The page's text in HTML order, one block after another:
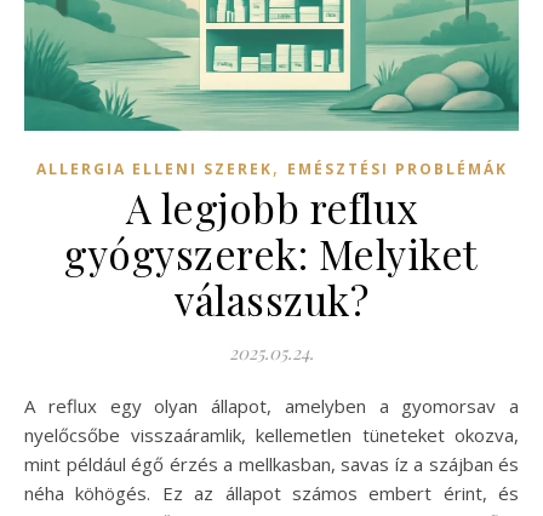
ALLERGIA ELLENI SZEREK, EMÉSZTÉSI PROBLÉMÁK
A legjobb reflux
gyógyszerek: Melyiket
válasszuk?
2025.05.24.
A reflux egy olyan állapot, amelyben a gyomorsav a
nyelőcsőbe visszaáramlik, kellemetlen tüneteket okozva,
mint például égő érzés a mellkasban, savas íz a szájban és
néha köhögés. Ez az állapot számos embert érint, és